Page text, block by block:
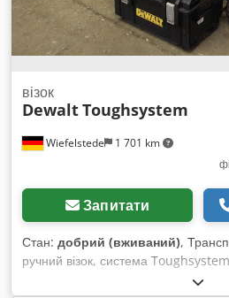
Wiefelstede 1 701 km
візок
DewaltToughsystem
Запитати
Стан: добрий (вживаний),
ручний візок, система
Виробник: Dewalt, візок для